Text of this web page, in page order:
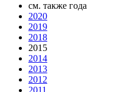
см. также года
2020
2019
2018
2015
2014
2013
2012